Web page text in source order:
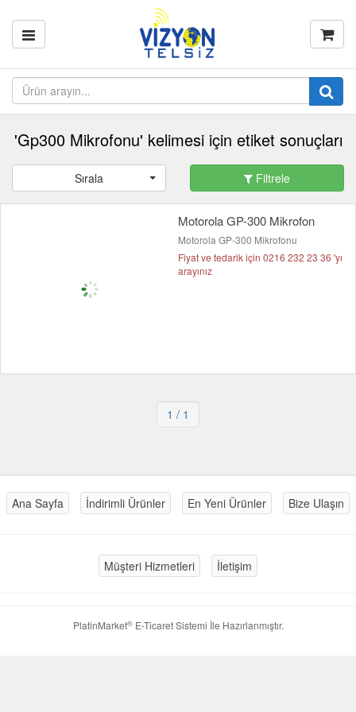
'Gp300 Mikrofonu' kelimesi için etiket sonuçları
Sırala Filtrele
Motorola GP-300 Mikrofon
Motorola GP-300 Mikrofonu
Fiyat ve tedarik için 0216 232 23 36 'yı
arayınız
1 / 1
Ana Sayfa İndirimli Ürünler En Yeni Ürünler Bize Ulaşın
Müşteri Hizmetleri İletişim
PlatinMarket®E-Ticaret Sistemi İle Hazırlanmıştır.